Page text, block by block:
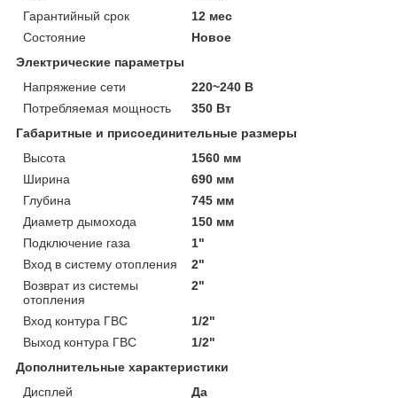
Гарантийный срок
12 мес
Состояние
Новое
Электрические параметры
Напряжение сети
220~240 В
Потребляемая мощность
350 Вт
Габаритные и присоединительные размеры
Высота
1560 мм
Ширина
690 мм
Глубина
745 мм
Диаметр дымохода
150 мм
Подключение газа
1"
Вход в систему отопления
2"
Возврат из системы
отопления
2"
Вход контура ГВС
1/2"
Выход контура ГВС
1/2"
Дополнительные характеристики
Дисплей
Да